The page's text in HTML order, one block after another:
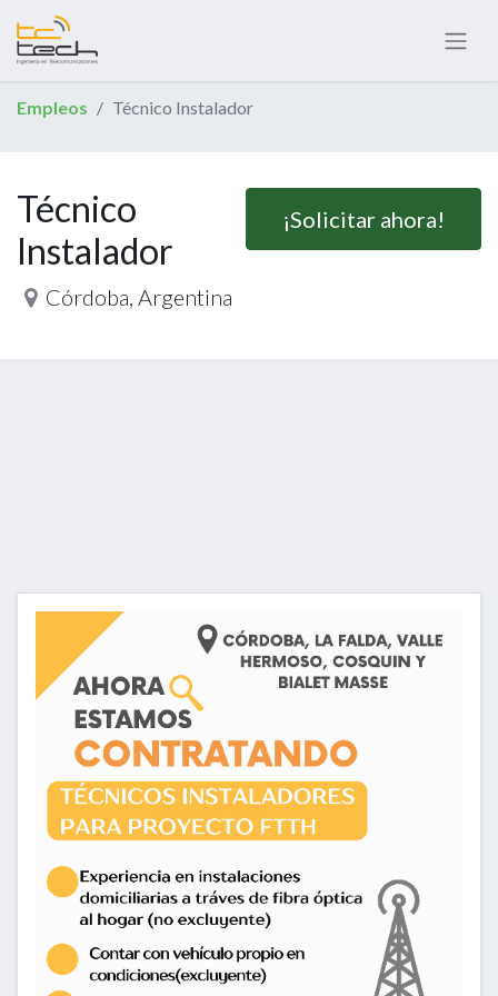
Empleos Técnico Instalador
¡Solicitar ahora!
Técnico
Instalador
Córdoba, Argentina